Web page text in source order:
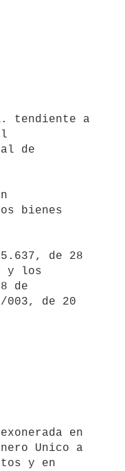
tendiente a
de
bienes
de 28
y los
de
003, de 20
Unico a
y en